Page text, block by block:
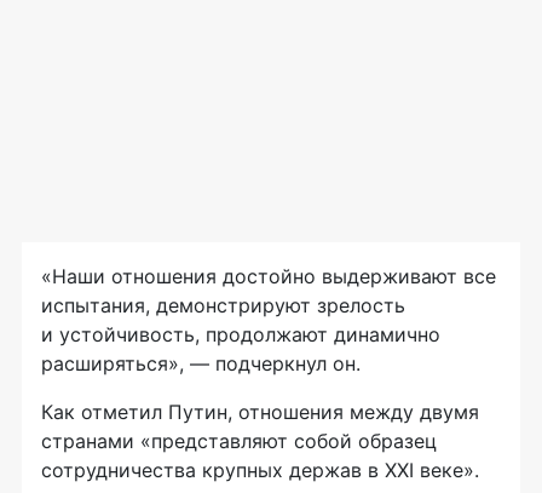
«Наши отношения достойно выдерживают все
испытания, демонстрируют зрелость
и устойчивость, продолжают динамично
расширяться», — подчеркнул он.
Как отметил Путин, отношения между двумя
странами «представляют собой образец
сотрудничества крупных держав в XXI веке».